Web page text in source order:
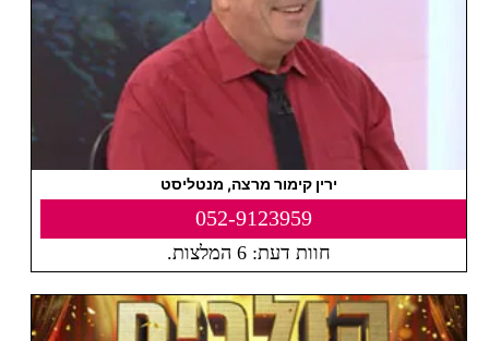
ירין קימור מרצה, מנטליסט
052-9123959
חוות דעת: 6 המלצות.